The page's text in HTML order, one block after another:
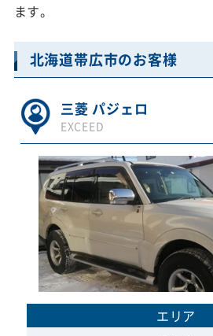
ます。
北海道帯広市のお客様
三菱 パジェロ
EXCEED
エリア